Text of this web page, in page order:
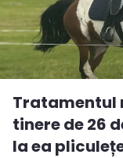
Tratamentul
tinere de 26
la ea